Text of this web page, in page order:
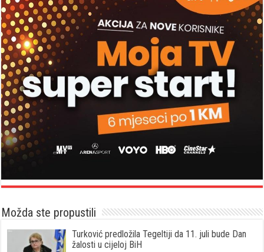
Možda ste propustili
Turković predložila Tegeltiji da 11. juli bude Dan
žalosti u cijeloj BiH